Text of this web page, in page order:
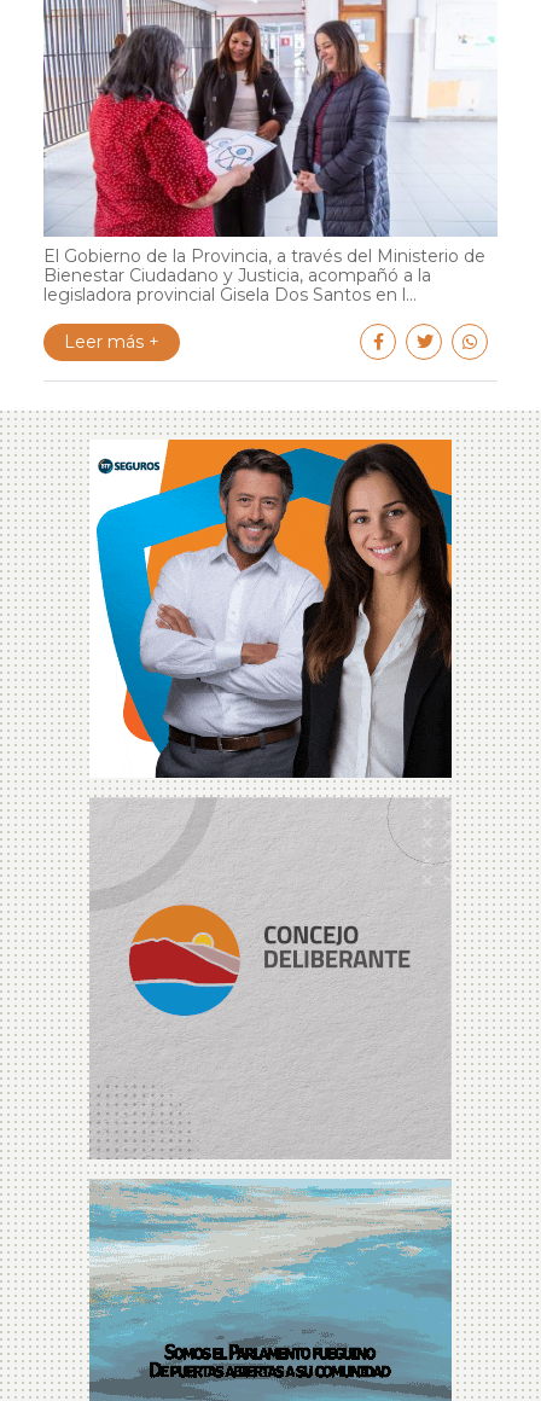
El Gobierno de la Provincia, a través del Ministerio de
Bienestar Ciudadano y Justicia, acompañó a la
legisladora provincial Gisela Dos Santos en l...
Leer más +